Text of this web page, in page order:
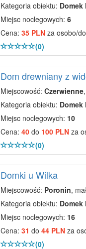
Kategoria obiektu:
Miejsc noclegowych: 6
Cena: 35 PLNza osobo/
(0)
Dom drewniany z
Miejscowość: Czerwienne
Kategoria obiektu:
Miejsc noclegowych: 10
Cena: 40do 100 PLNza
(0)
Domki u Wilka
Miejscowość: Poronin,
Kategoria obiektu:
Miejsc noclegowych: 16
Cena: 31 do 44 PLNza
(0)